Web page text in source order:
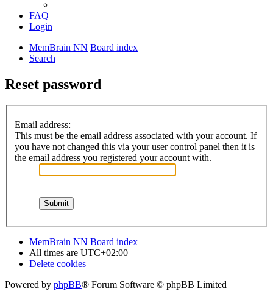
FAQ
Login
MemBrain NN Board index
Search
Reset password
Email address:
This must be the email address associated with your account. If
you have not changed this via your user control panel then it is
the email address you registered your account with.
MemBrain NN Board index
All times are UTC+02:00
Delete cookies
Powered by phpBB® Forum Software © phpBB Limited